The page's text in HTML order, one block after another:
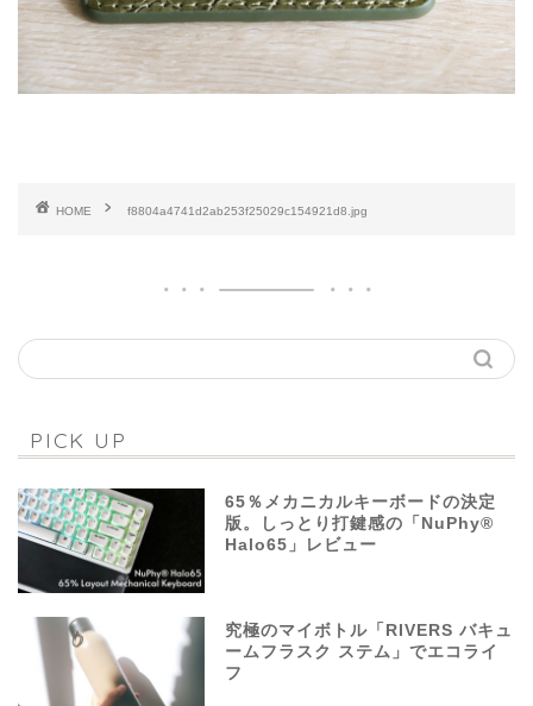
HOME f8804a4741d2ab253f25029c154921d8.jpg
PICK UP
65％メカニカルキーボードの決定
版。しっとり打鍵感の「NuPhy®
Halo65」レビュー
究極のマイボトル「RIVERS バキュ
ームフラスク ステム」でエコライ
フ